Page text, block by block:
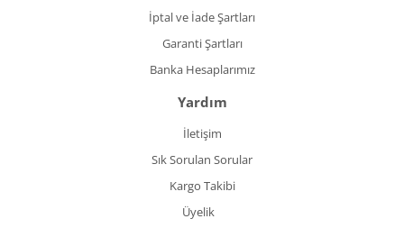
İptal ve İade Şartları
Garanti Şartları
Banka Hesaplarımız
Yardım
İletişim
Sık Sorulan Sorular
Kargo Takibi
Üyelik